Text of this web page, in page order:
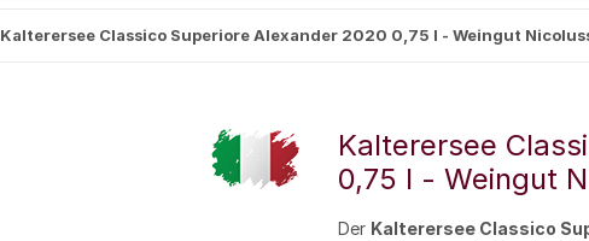
Kalterersee Classico Superiore Alexander 2020 0,75 l - Weingut
Kalterersee
0,75 l - Weingut
Der Kalterersee Classico